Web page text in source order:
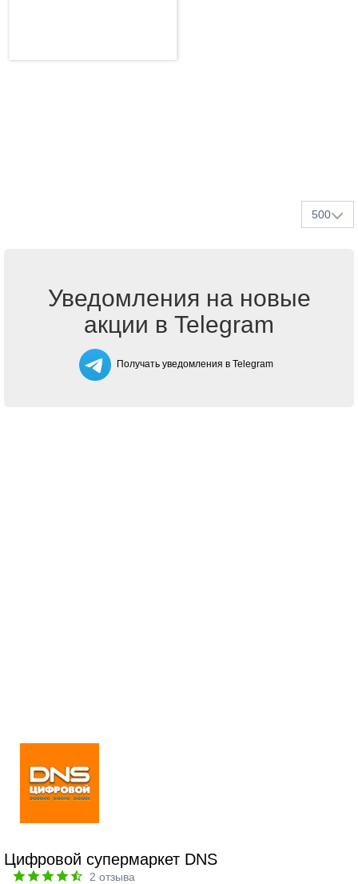
500
Уведомления на новые
акции в Telegram
Получать уведомления в Telegram
Цифровой супермаркет DNS
2 отзыва